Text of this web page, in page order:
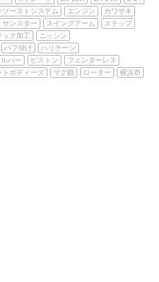
ゾーストシステム エンジン
カワサキ
サンスター スイングアーム
ステップ
ック加工
ニッシン
バフ掛け
ハリケーン
バー ピストン
フェンダーレス
トボディーズ マグ鍛 ローター
横浜市